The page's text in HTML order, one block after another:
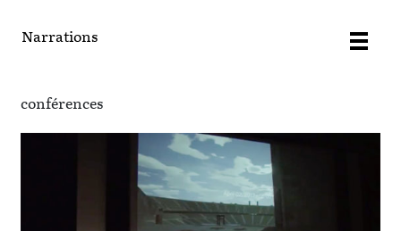
Narrations
conférences